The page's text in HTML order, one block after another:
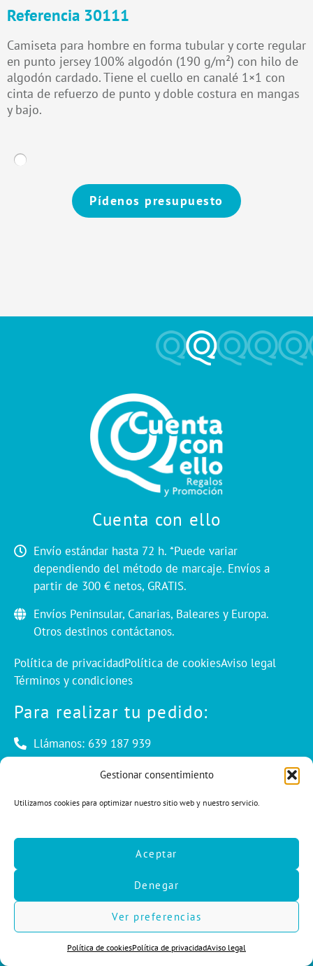
Gestionar consentimiento
Utilizamos cookies para optimizar nuestro sitio web y nuestro servicio.
Aceptar
Denegar
Ver preferencias
Política de cookiesPolítica de privacidadAviso legal
Referencia 30111
Camiseta para hombre en forma tubular y corte regular
en punto jersey 100% algodón (190 g/m²) con hilo de
algodón cardado. Tiene el cuello en canalé 1×1 con
cinta de refuerzo de punto y doble costura en mangas
y bajo.
Pídenos presupuesto
Cuenta con ello
Envío estándar hasta 72 h. *Puede variar
dependiendo del método de marcaje. Envíos a
partir de 300 € netos, GRATIS.
Envíos Peninsular, Canarias, Baleares y Europa.
Otros destinos contáctanos.
Política de privacidadPolítica de cookiesAviso legal
Términos y condiciones
Para realizar tu pedido:
Llámanos: 639 187 939
Envíanos un mail: info@cuentaconello.com
info@cuentaconello.com
a
o
n i
k